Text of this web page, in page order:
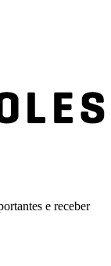
e receber